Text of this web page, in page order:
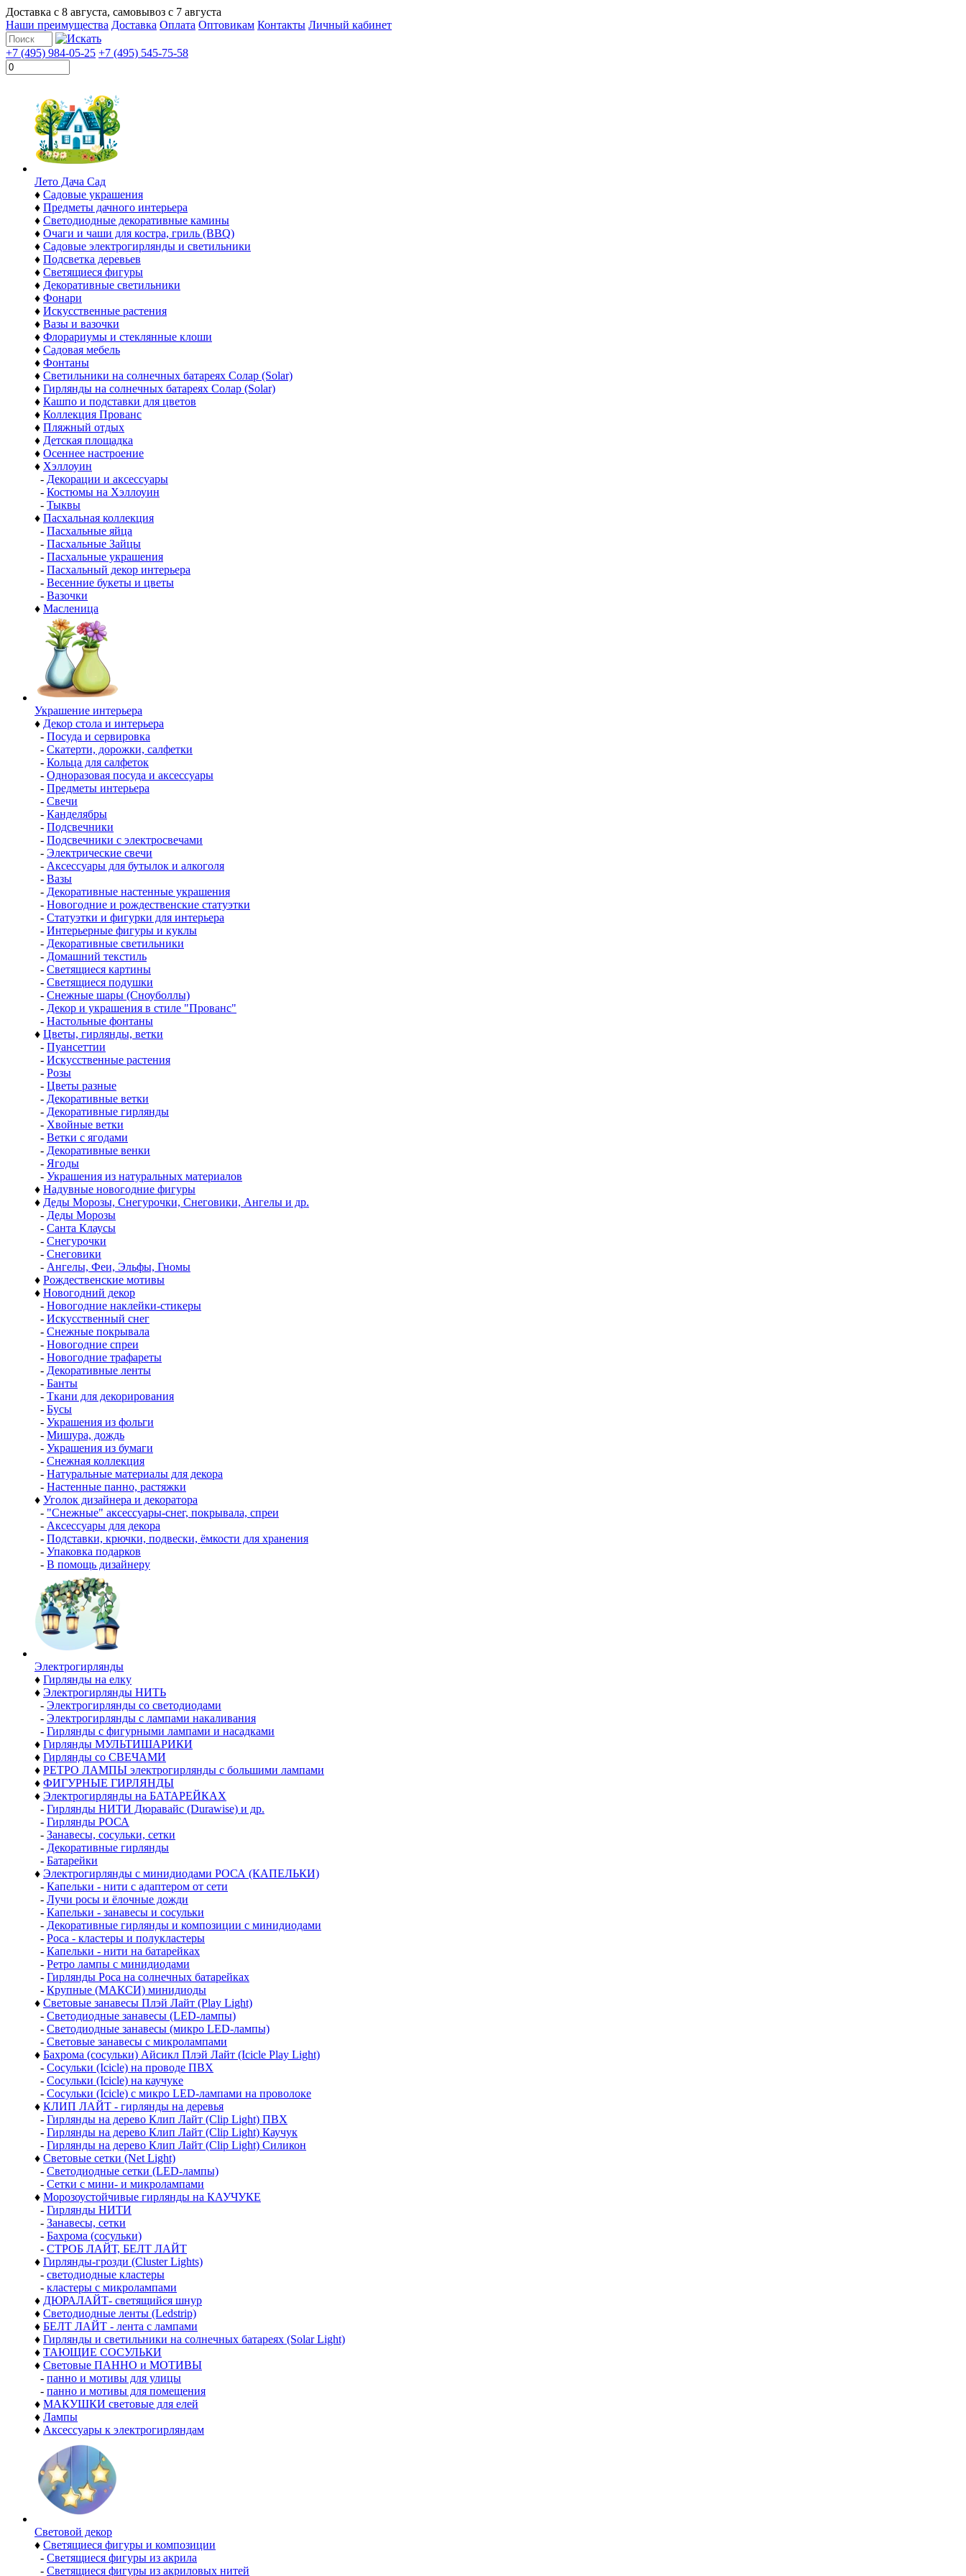
Доставка с 8 августа, самовывоз с 7 августа
Наши преимущества Доставка Оплата Оптовикам Контакты Личный кабинет
+7 (495) 984-05-25 +7 (495) 545-75-58
Лето Дача Сад
♦ Садовые украшения
♦ Предметы дачного интерьера
♦ Светодиодные декоративные камины
♦ Очаги и чаши для костра, гриль (BBQ)
♦ Садовые электрогирлянды и светильники
♦ Подсветка деревьев
♦ Светящиеся фигуры
♦ Декоративные светильники
♦ Фонари
♦ Искусственные растения
♦ Вазы и вазочки
♦ Флорариумы и стеклянные клоши
♦ Садовая мебель
♦ Фонтаны
♦ Светильники на солнечных батареях Солар (Solar)
♦ Гирлянды на солнечных батареях Солар (Solar)
♦ Кашпо и подставки для цветов
♦ Коллекция Прованс
♦ Пляжный отдых
♦ Детская площадка
♦ Осеннее настроение
♦ Хэллоуин
- Декорации и аксессуары
- Костюмы на Хэллоуин
- Тыквы
♦ Пасхальная коллекция
- Пасхальные яйца
- Пасхальные Зайцы
- Пасхальные украшения
- Пасхальный декор интерьера
- Весенние букеты и цветы
- Вазочки
♦ Масленица
Украшение интерьера
♦ Декор стола и интерьера
- Посуда и сервировка
- Скатерти, дорожки, салфетки
- Кольца для салфеток
- Одноразовая посуда и аксессуары
- Предметы интерьера
- Свечи
- Канделябры
- Подсвечники
- Подсвечники с электросвечами
- Электрические свечи
- Аксессуары для бутылок и алкоголя
- Вазы
- Декоративные настенные украшения
- Новогодние и рождественские статуэтки
- Статуэтки и фигурки для интерьера
- Интерьерные фигуры и куклы
- Декоративные светильники
- Домашний текстиль
- Светящиеся картины
- Светящиеся подушки
- Снежные шары (Сноуболлы)
- Декор и украшения в стиле "Прованс"
- Настольные фонтаны
♦ Цветы, гирлянды, ветки
- Пуансеттии
- Искусственные растения
- Розы
- Цветы разные
- Декоративные ветки
- Декоративные гирлянды
- Хвойные ветки
- Ветки с ягодами
- Декоративные венки
- Ягоды
- Украшения из натуральных материалов
♦ Надувные новогодние фигуры
♦ Деды Морозы, Снегурочки, Снеговики, Ангелы и др.
- Деды Морозы
- Санта Клаусы
- Снегурочки
- Снеговики
- Ангелы, Феи, Эльфы, Гномы
♦ Рождественские мотивы
♦ Новогодний декор
- Новогодние наклейки-стикеры
- Искусственный снег
- Снежные покрывала
- Новогодние спреи
- Новогодние трафареты
- Декоративные ленты
- Банты
- Ткани для декорирования
- Бусы
- Украшения из фольги
- Мишура, дождь
- Украшения из бумаги
- Снежная коллекция
- Натуральные материалы для декора
- Настенные панно, растяжки
♦ Уголок дизайнера и декоратора
- "Снежные" аксессуары-снег, покрывала, спреи
- Аксессуары для декора
- Подставки, крючки, подвески, ёмкости для хранения
- Упаковка подарков
- В помощь дизайнеру
Электро­гирлянды
♦ Гирлянды на елку
♦ Электрогирлянды НИТЬ
- Электрогирлянды со светодиодами
- Электрогирлянды с лампами накаливания
- Гирлянды с фигурными лампами и насадками
♦ Гирлянды МУЛЬТИШАРИКИ
♦ Гирлянды со СВЕЧАМИ
♦ РЕТРО ЛАМПЫ электрогирлянды с большими лампами
♦ ФИГУРНЫЕ ГИРЛЯНДЫ
♦ Электрогирлянды на БАТАРЕЙКАХ
- Гирлянды НИТИ Дюравайс (Durawise) и др.
- Гирлянды РОСА
- Занавесы, сосульки, сетки
- Декоративные гирлянды
- Батарейки
♦ Электрогирлянды с минидиодами РОСА (КАПЕЛЬКИ)
- Капельки - нити с адаптером от сети
- Лучи росы и ёлочные дожди
- Капельки - занавесы и сосульки
- Декоративные гирлянды и композиции с минидиодами
- Роса - кластеры и полукластеры
- Капельки - нити на батарейках
- Ретро лампы с минидиодами
- Гирлянды Роса на солнечных батарейках
- Крупные (МАКСИ) минидиоды
♦ Световые занавесы Плэй Лайт (Play Light)
- Светодиодные занавесы (LED-лампы)
- Светодиодные занавесы (микро LED-лампы)
- Световые занавесы с микролампами
♦ Бахрома (сосульки) Айсикл Плэй Лайт (Icicle Play Light)
- Сосульки (Icicle) на проводе ПВХ
- Сосульки (Icicle) на каучуке
- Сосульки (Icicle) с микро LED-лампами на проволоке
♦ КЛИП ЛАЙТ - гирлянды на деревья
- Гирлянды на дерево Клип Лайт (Clip Light) ПВХ
- Гирлянды на дерево Клип Лайт (Clip Light) Каучук
- Гирлянды на дерево Клип Лайт (Clip Light) Силикон
♦ Световые сетки (Net Light)
- Светодиодные сетки (LED-лампы)
- Сетки с мини- и микролампами
♦ Морозоустойчивые гирлянды на КАУЧУКЕ
- Гирлянды НИТИ
- Занавесы, сетки
- Бахрома (сосульки)
- СТРОБ ЛАЙТ, БЕЛТ ЛАЙТ
♦ Гирлянды-грозди (Cluster Lights)
- светодиодные кластеры
- кластеры с микролампами
♦ ДЮРАЛАЙТ- светящийся шнур
♦ Светодиодные ленты (Ledstrip)
♦ БЕЛТ ЛАЙТ - лента с лампами
♦ Гирлянды и светильники на солнечных батареях (Solar Light)
♦ ТАЮЩИЕ СОСУЛЬКИ
♦ Световые ПАННО и МОТИВЫ
- панно и мотивы для улицы
- панно и мотивы для помещения
♦ МАКУШКИ световые для елей
♦ Лампы
♦ Аксессуары к электрогирляндам
Световой декор
♦ Светящиеся фигуры и композиции
- Светящиеся фигуры из акрила
- Светящиеся фигуры из акриловых нитей